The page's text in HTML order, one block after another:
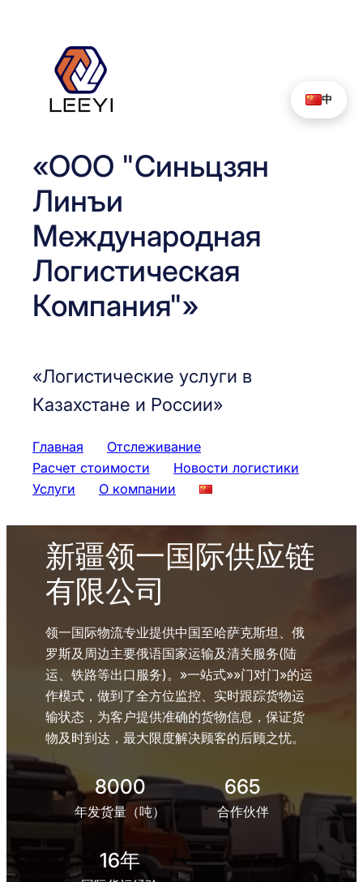
содержимому
«ООО "Синьцзян
Линъи
Международная
Логистическая
Компания"»
«Логистические услуги в
Казахстане и России»
Главная
Отслеживание
Расчет стоимости
Новости логистики
Услуги
О компании
新疆领一国际供应链
有限公司
领一国际物流专业提供中国至哈萨克斯坦、俄
罗斯及周边主要俄语国家运输及清关服务(陆
运、铁路等出口服务)。»一站式»»门对门»的运
作模式，做到了全方位监控、实时跟踪货物运
输状态，为客户提供准确的货物信息，保证货
物及时到达，最大限度解决顾客的后顾之忧。
8000
年发货量（吨）
665
合作伙伴
16年
中